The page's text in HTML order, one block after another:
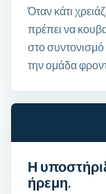
Όταν κάτι
πρέπει να
στο
την ομάδα
Η
ήρεμη.